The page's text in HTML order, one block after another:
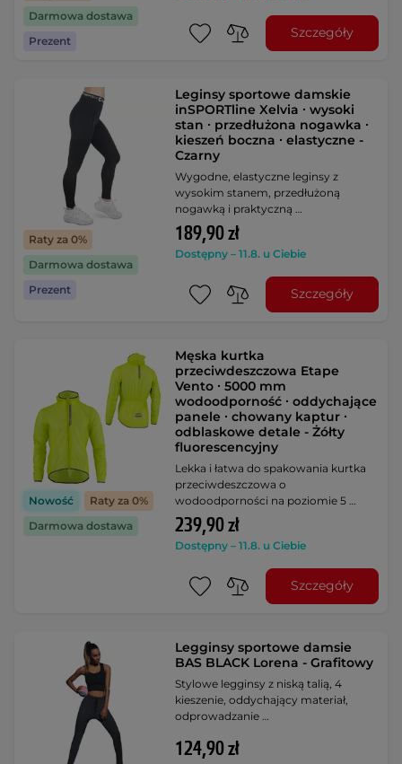
Darmowa dostawa
Prezent
Szczegóły
Raty za 0%
Darmowa dostawa
Prezent
Leginsy sportowe damskie
inSPORTline Xelvia ∙ wysoki
stan ∙ przedłużona nogawka ∙
kieszeń boczna ∙ elastyczne -
Czarny
Wygodne, elastyczne leginsy z
wysokim stanem, przedłużoną
nogawką i praktyczną …
189,90 zł
Dostępny – 11.8. u Ciebie
Szczegóły
Nowość
Raty za 0%
Darmowa dostawa
Męska kurtka
przeciwdeszczowa Etape
Vento ∙ 5000 mm
wodoodporność ∙ oddychające
panele ∙ chowany kaptur ∙
odblaskowe detale - Żółty
fluorescencyjny
Lekka i łatwa do spakowania kurtka
przeciwdeszczowa o
wodoodporności na poziomie 5 …
239,90 zł
Dostępny – 11.8. u Ciebie
Szczegóły
Legginsy sportowe damsie
BAS BLACK Lorena - Grafitowy
Stylowe legginsy z niską talią, 4
kieszenie, oddychający materiał,
odprowadzanie …
124,90 zł